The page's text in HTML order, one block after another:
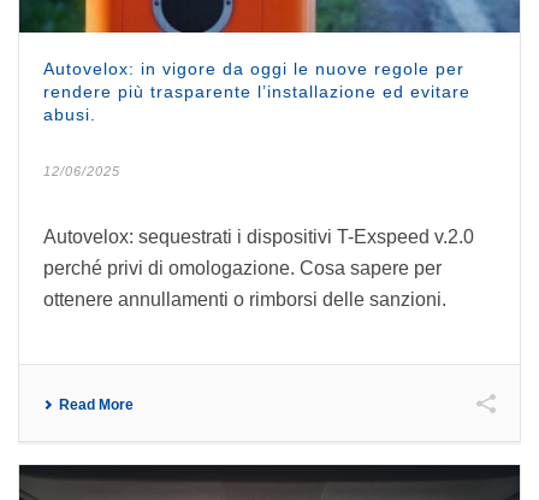
Autovelox: in vigore da oggi le nuove regole per
rendere più trasparente l’installazione ed evitare
abusi.
12/06/2025
Autovelox: sequestrati i dispositivi T-Exspeed v.2.0
perché privi di omologazione. Cosa sapere per
ottenere annullamenti o rimborsi delle sanzioni.
Read More